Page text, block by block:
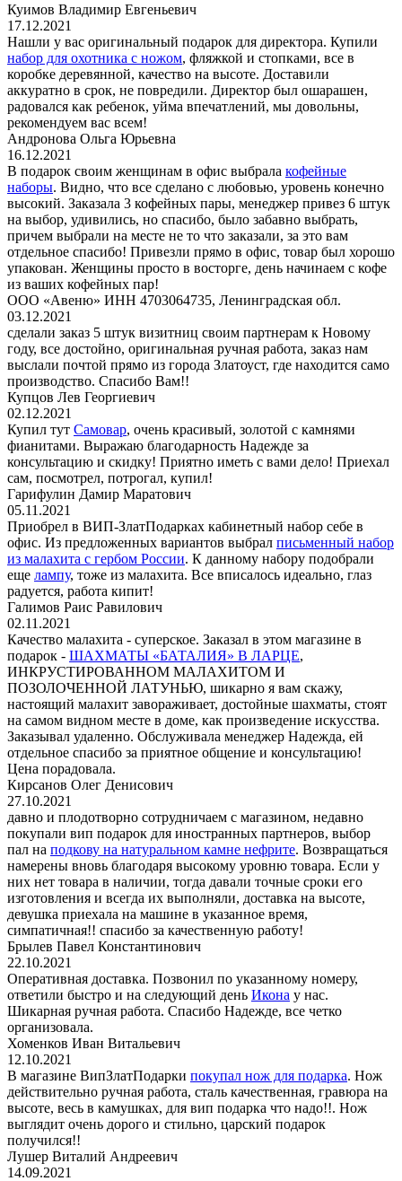
Куимов Владимир Евгеньевич
17.12.2021
Нашли у вас оригинальный подарок для директора. Купили
набор для охотника с ножом, фляжкой и стопками, все в
коробке деревянной, качество на высоте. Доставили
аккуратно в срок, не повредили. Директор был ошарашен,
радовался как ребенок, уйма впечатлений, мы довольны,
рекомендуем вас всем!
Андронова Ольга Юрьевна
16.12.2021
В подарок своим женщинам в офис выбрала кофейные
наборы. Видно, что все сделано с любовью, уровень конечно
высокий. Заказала 3 кофейных пары, менеджер привез 6 штук
на выбор, удивились, но спасибо, было забавно выбрать,
причем выбрали на месте не то что заказали, за это вам
отдельное спасибо! Привезли прямо в офис, товар был хорошо
упакован. Женщины просто в восторге, день начинаем с кофе
из ваших кофейных пар!
ООО «Авеню» ИНН 4703064735, Ленинградская обл.
03.12.2021
сделали заказ 5 штук визитниц своим партнерам к Новому
году, все достойно, оригинальная ручная работа, заказ нам
выслали почтой прямо из города Златоуст, где находится само
производство. Спасибо Вам!!
Купцов Лев Георгиевич
02.12.2021
Купил тут Самовар, очень красивый, золотой с камнями
фианитами. Выражаю благодарность Надежде за
консультацию и скидку! Приятно иметь с вами дело! Приехал
сам, посмотрел, потрогал, купил!
Гарифулин Дамир Маратович
05.11.2021
Приобрел в ВИП-ЗлатПодарках кабинетный набор себе в
офис. Из предложенных вариантов выбрал письменный набор
из малахита с гербом России. К данному набору подобрали
еще лампу, тоже из малахита. Все вписалось идеально, глаз
радуется, работа кипит!
Галимов Раис Равилович
02.11.2021
Качество малахита - суперское. Заказал в этом магазине в
подарок - ШАХМАТЫ «БАТАЛИЯ» В ЛАРЦЕ,
ИНКРУСТИРОВАННОМ МАЛАХИТОМ И
ПОЗОЛОЧЕННОЙ ЛАТУНЬЮ, шикарно я вам скажу,
настоящий малахит завораживает, достойные шахматы, стоят
на самом видном месте в доме, как произведение искусства.
Заказывал удаленно. Обслуживала менеджер Надежда, ей
отдельное спасибо за приятное общение и консультацию!
Цена порадовала.
Кирсанов Олег Денисович
27.10.2021
давно и плодотворно сотрудничаем с магазином, недавно
покупали вип подарок для иностранных партнеров, выбор
пал на подкову на натуральном камне нефрите. Возвращаться
намерены вновь благодаря высокому уровню товара. Если у
них нет товара в наличии, тогда давали точные сроки его
изготовления и всегда их выполняли, доставка на высоте,
девушка приехала на машине в указанное время,
симпатичная!! спасибо за качественную работу!
Брылев Павел Константинович
22.10.2021
Оперативная доставка. Позвонил по указанному номеру,
ответили быстро и на следующий день Икона у нас.
Шикарная ручная работа. Спасибо Надежде, все четко
организовала.
Хоменков Иван Витальевич
12.10.2021
В магазине ВипЗлатПодарки покупал нож для подарка. Нож
действительно ручная работа, сталь качественная, гравюра на
высоте, весь в камушках, для вип подарка что надо!!. Нож
выглядит очень дорого и стильно, царский подарок
получился!!
Лушер Виталий Андреевич
14.09.2021